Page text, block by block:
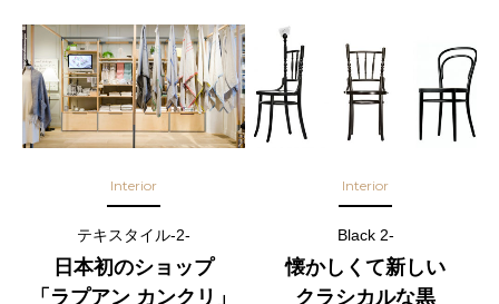
Interior
テキスタイル-2-
日本初のショップ
「ラプアン カンクリ」
Interior
Black 2-
懐かしくて新しい
クラシカルな黒